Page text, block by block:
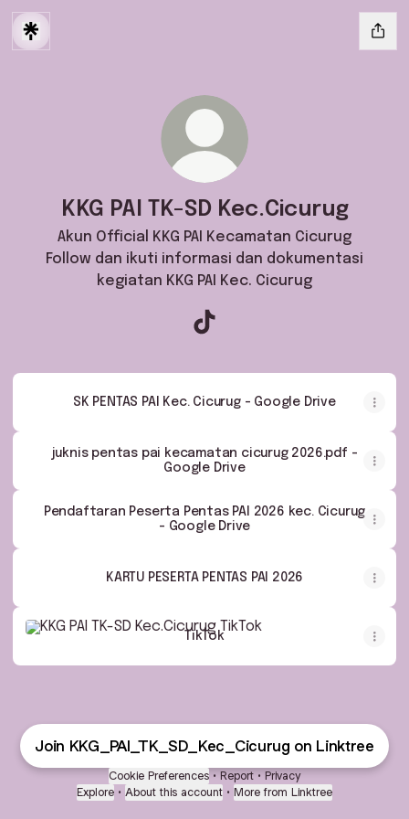
KKG PAI TK-SD Kec.Cicurug
Akun Official KKG PAI Kecamatan Cicurug
Follow dan ikuti informasi dan dokumentasi
kegiatan KKG PAI Kec. Cicurug
SK PENTAS PAI Kec. Cicurug - Google Drive
juknis pentas pai kecamatan cicurug 2026.pdf -
Google Drive
Pendaftaran Peserta Pentas PAI 2026 kec. Cicurug
- Google Drive
KARTU PESERTA PENTAS PAI 2026
TikTok
TikTok
Join KKG_PAI_TK_SD_Kec_Cicurug on Linktree
Cookie Preferences • Report • Privacy
Explore • About this account • More from Linktree